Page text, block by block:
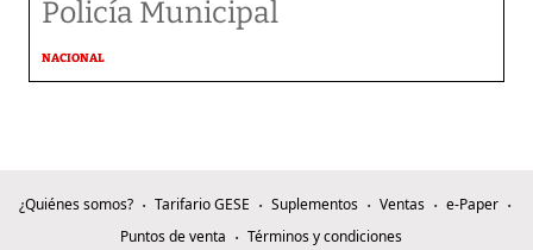
Policía Municipal
NACIONAL
¿Quiénes somos? Tarifario GESE Suplementos Ventas
e-Paper
Puntos de venta
Términos y condiciones